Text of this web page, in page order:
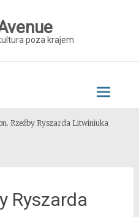
poza krajem
Rzeźby Ryszarda Litwiniuka
Ryszarda